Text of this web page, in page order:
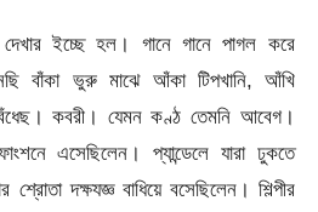
ইচ্ছে হল। গানে গানে পাগল করে
বাঁকা ভুরু মাঝে আঁকা টিপখানি, আঁখি
কবরী। যেমন কণ্ঠ তেমনি আবেগ।
এসেছিলেন। প্যান্ডেলে যারা ঢুকতে
দক্ষযজ্ঞ বাধিয়ে বসেছিলেন। শিল্পীর